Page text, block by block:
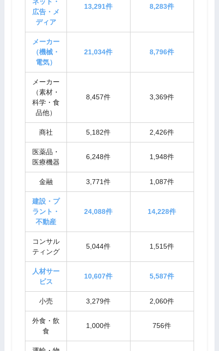
ネット・
広告・メ
ディア
13,291件 8,283件
メーカー
（機械・
電気）
21,034件 8,796件
メーカー
（素材・
科学・食
品他）
8,457件 3,369件
商社 5,182件 2,426件
医薬品・
医療機器
6,248件 1,948件
金融 3,771件 1,087件
建設・プ
ラント・
不動産
24,088件 14,228件
コンサル
ティング
5,044件 1,515件
人材サー
ビス
10,607件 5,587件
小売 3,279件 2,060件
外食・飲
食
1,000件 756件